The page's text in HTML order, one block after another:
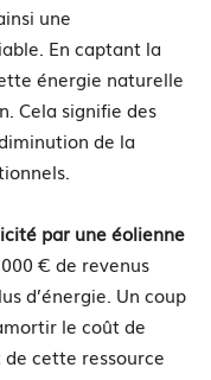
une
En captant la
énergie naturelle
Cela signifie des
de la
par une éolienne
€ de revenus
d’énergie. Un coup
le coût de
cette ressource